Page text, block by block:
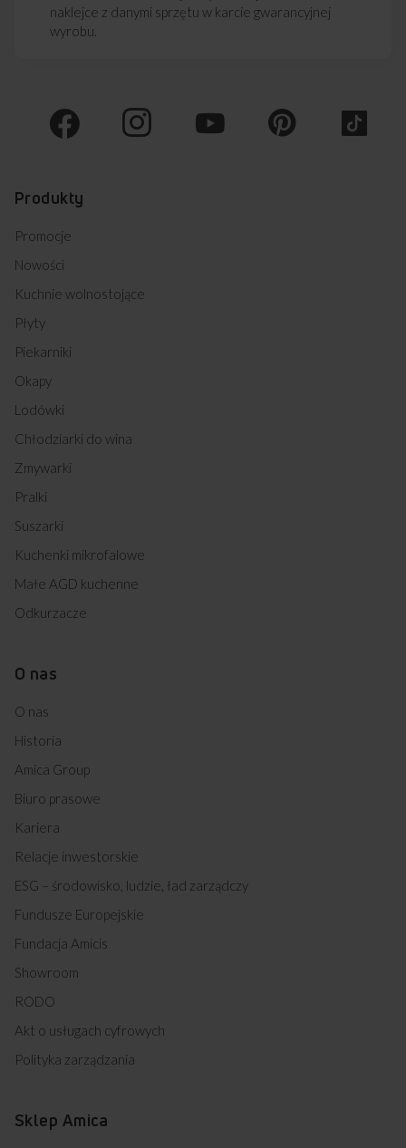
naklejce z danymi sprzętu w karcie gwarancyjnej
wyrobu.
Produkty
Promocje
Nowości
Kuchnie wolnostojące
Płyty
Piekarniki
Okapy
Lodówki
Chłodziarki do wina
Zmywarki
Pralki
Suszarki
Kuchenki mikrofalowe
Małe AGD kuchenne
Odkurzacze
O nas
O nas
Historia
Amica Group
Biuro prasowe
Kariera
Relacje inwestorskie
ESG – środowisko, ludzie, ład zarządczy
Fundusze Europejskie
Fundacja Amicis
Showroom
RODO
Akt o usługach cyfrowych
Polityka zarządzania
Sklep Amica